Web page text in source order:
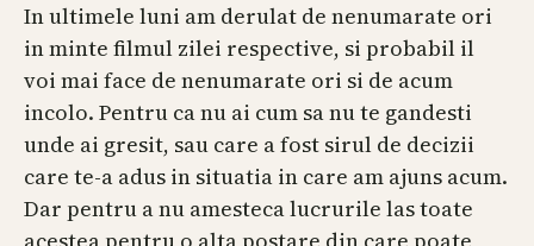
In ultimele luni am derulat de nenumarate ori
in minte filmul zilei respective, si probabil il
voi mai face de nenumarate ori si de acum
incolo. Pentru ca nu ai cum sa nu te gandesti
unde ai gresit, sau care a fost sirul de decizii
care te-a adus in situatia in care am ajuns acum.
Dar pentru a nu amesteca lucrurile las toate